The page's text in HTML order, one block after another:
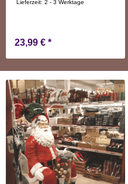
Lieferzeit:2 - 3 Werktage
23,99 € *